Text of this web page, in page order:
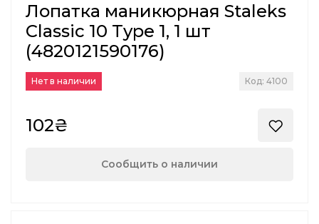
Лопатка маникюрная Staleks
Classic 10 Type 1, 1 шт
(4820121590176)
Нет в наличии Код: 4100
102₴
Сообщить о наличии